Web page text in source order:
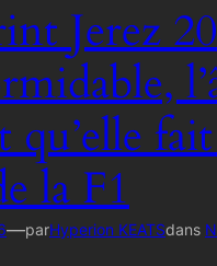
Jerez
qu’elle
la F1
—parHyperion KEATSdans